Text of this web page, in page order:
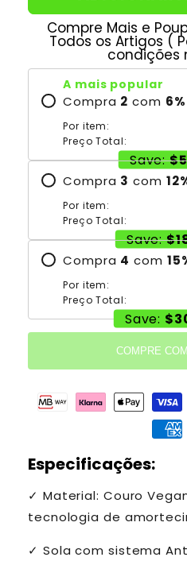
Compre Mais e
Todos os Artigos (
condições
A mais popular
Compra 2 com 6%
Por item:
Preço Total:
Save:
Compra 3 com 12
Por item:
Preço Total:
Save:
Compra 4 com 15
Por item:
Preço Total:
Save:
COMPRE
Especificações:
✓ Material: Couro
tecnologia de
✓ Sola com sistema